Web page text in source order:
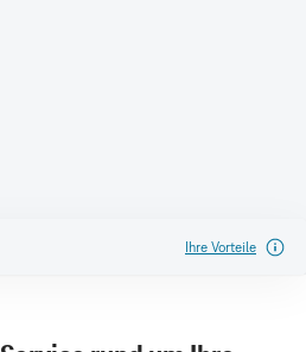
Ihre Vorteile